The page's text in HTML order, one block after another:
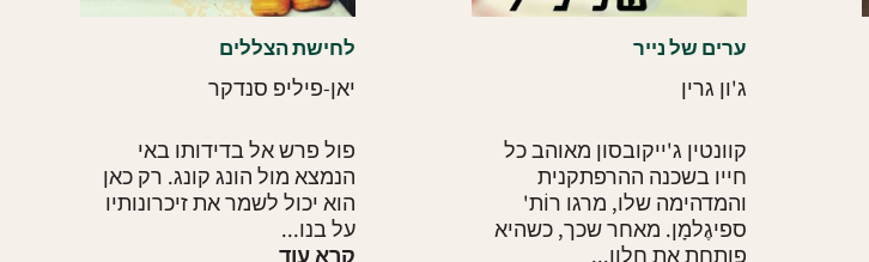
ערים של נייר
ג'ון גרין
קוונטין ג'ייקובסון מאוהב כל
חייו בשכנה ההרפתקנית
והמדהימה שלו, מרגו רוֹת'
ספיגֶלמָן. מאחר שכך, כשהיא
פותחת את חלון...
לחישת הצללים
יאן-פיליפ סנדקר
פול פרש אל בדידותו באי
הנמצא מול הונג קונג. רק כאן
הוא יכול לשמר את זיכרונותיו
על בנו...
קרא עוד